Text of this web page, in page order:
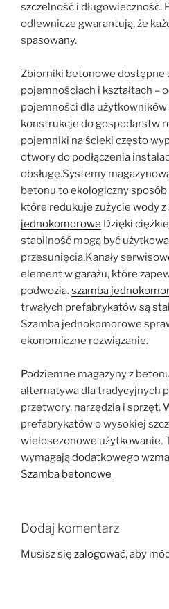
szczelność i
odlewnicze gwarantują, że
spasowany.
Zbiorniki betonowe dostępne
pojemnościach i kształtach –
pojemności dla użytkowników
konstrukcje do gospodarstw
pojemniki na ścieki często
otwory do podłączenia
obsługę.Systemy
betonu to ekologiczny sposób
które redukuje zużycie wody z
jednokomorowe Dzięki
stabilność mogą być
przesunięcia.Kanały
element w garażu, które
podwozia.szamba
trwałych prefabrykatów są
Szamba jednokomorowe
ekonomiczne rozwiązanie.
Podziemne magazyny z
alternatywa dla tradycyjnych
przetwory, narzędzia i sprzęt.
prefabrykatów o wysokiej
wielosezonowe użytkowanie.
wymagają dodatkowego
Szamba betonowe
Dodaj komentarz
Musisz się zalogować, aby